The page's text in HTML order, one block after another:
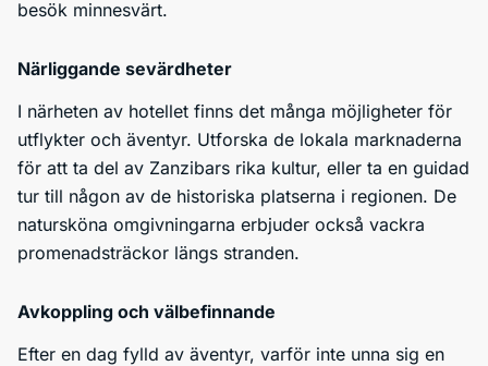
besök minnesvärt.
Närliggande sevärdheter
I närheten av hotellet finns det många möjligheter för
utflykter och äventyr. Utforska de lokala marknaderna
för att ta del av Zanzibars rika kultur, eller ta en guidad
tur till någon av de historiska platserna i regionen. De
natursköna omgivningarna erbjuder också vackra
promenadsträckor längs stranden.
Avkoppling och välbefinnande
Efter en dag fylld av äventyr, varför inte unna sig en